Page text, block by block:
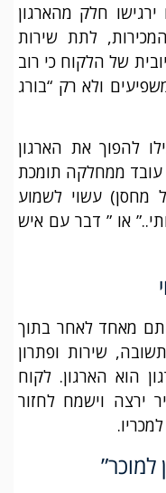
חלק מהארגון
לתת שירות
של הלקוח כי רוב
ולא רק “בורג
להפוך את הארגון
עובד ממחלקה תומכת
מחסן) עשוי לשמוע
או ” דבר עם איש
מאחד לאחר בתוך
שירות ופתרון
הוא הארגון. לקוח
ירצה וישמח לחזור
למוכר”